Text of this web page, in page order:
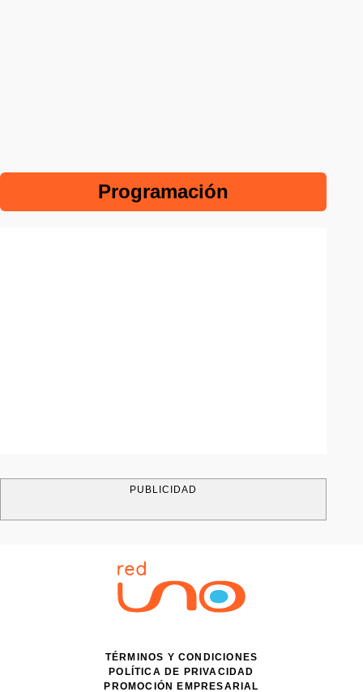
Programación
PUBLICIDAD
TÉRMINOS Y CONDICIONES
POLÍTICA DE PRIVACIDAD
PROMOCIÓN EMPRESARIAL